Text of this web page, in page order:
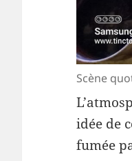
Scène
idée de
fumée